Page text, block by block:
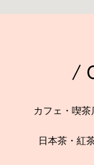
/
カフェ・喫茶
日本茶・紅